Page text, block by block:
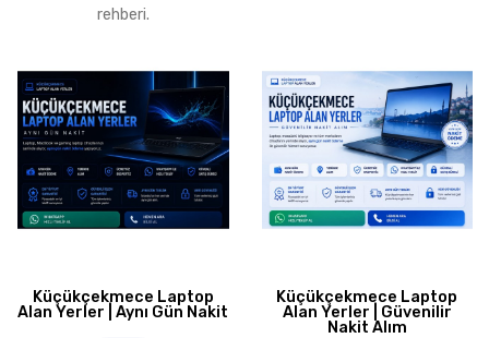
rehberi.
Küçükçekmece Laptop
Alan Yerler | Aynı Gün Nakit
Küçükçekmece Laptop
Alan Yerler | Güvenilir
Nakit Alım